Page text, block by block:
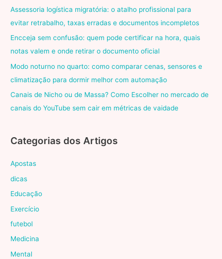
Assessoria logística migratória: o atalho profissional para
evitar retrabalho, taxas erradas e documentos incompletos
Encceja sem confusão: quem pode certificar na hora, quais
notas valem e onde retirar o documento oficial
Modo noturno no quarto: como comparar cenas, sensores e
climatização para dormir melhor com automação
Canais de Nicho ou de Massa? Como Escolher no mercado de
canais do YouTube sem cair em métricas de vaidade
Categorias dos Artigos
Apostas
dicas
Educação
Exercício
futebol
Medicina
Mental